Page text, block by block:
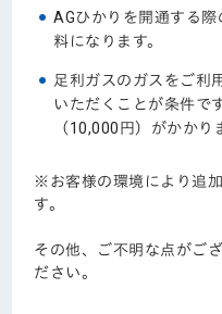
AGひかりを開通する
料になります。
足利ガスのガスをご利
いただくことが条件で
（10,000円）がかかり
※お客様の環境により追
す。
その他、ご不明な点がご
ださい。